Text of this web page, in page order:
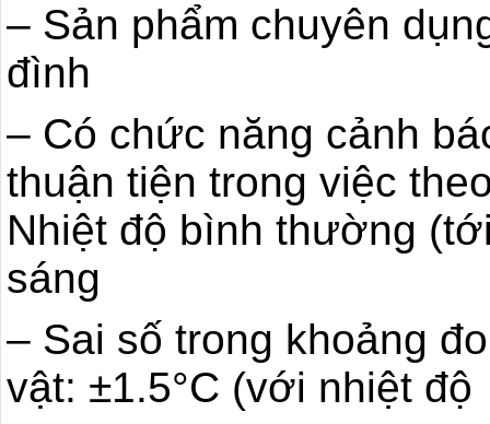
– Sản phẩm chuyên
đình
– Có chức năng cảnh
thuận tiện trong việc
Nhiệt độ bình thường
sáng
– Sai số trong khoảng
vật: ±1.5°C (với nhiệt độ